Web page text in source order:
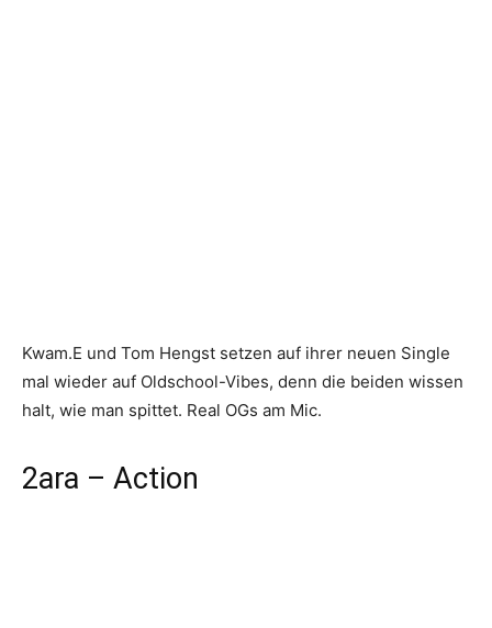
Kwam.E und Tom Hengst setzen auf ihrer neuen Single
mal wieder auf Oldschool-Vibes, denn die beiden wissen
halt, wie man spittet. Real OGs am Mic.
2ara – Action